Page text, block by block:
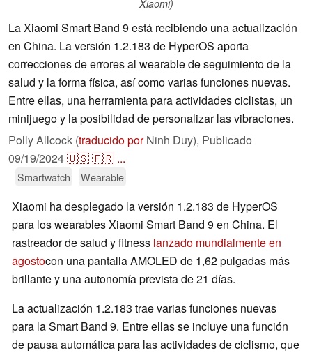
Xiaomi)
La Xiaomi Smart Band 9 está recibiendo una actualización
en China. La versión 1.2.183 de HyperOS aporta
correcciones de errores al wearable de seguimiento de la
salud y la forma física, así como varias funciones nuevas.
Entre ellas, una herramienta para actividades ciclistas, un
minijuego y la posibilidad de personalizar las vibraciones.
Polly Allcock (traducido porNinh Duy), Publicado
09/19/2024🇺🇸🇫🇷 ...
Smartwatch Wearable
Xiaomi ha desplegado la versión 1.2.183 de HyperOS
para los wearables Xiaomi Smart Band 9 en China. El
rastreador de salud y fitness lanzado mundialmente en
agostocon una pantalla AMOLED de 1,62 pulgadas más
brillante y una autonomía prevista de 21 días.
La actualización 1.2.183 trae varias funciones nuevas
para la Smart Band 9. Entre ellas se incluye una función
de pausa automática para las actividades de ciclismo, que